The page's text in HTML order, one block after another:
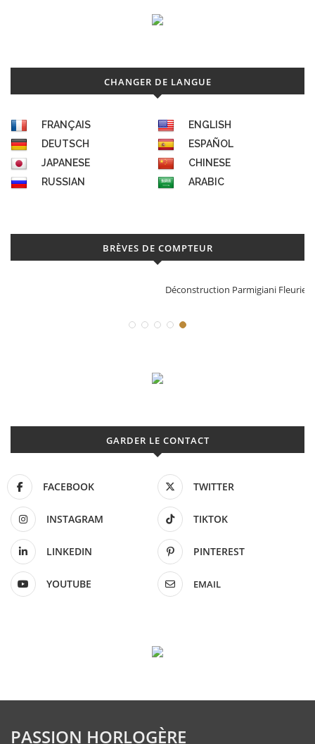
CHANGER DE LANGUE
FRANÇAIS
ENGLISH
DEUTSCH
ESPAÑOL
JAPANESE
CHINESE
RUSSIAN
ARABIC
BRÈVES DE COMPTEUR
Déconstruction Parmigiani Fleurier
GARDER LE CONTACT
FACEBOOK TWITTER
INSTAGRAM TIKTOK
LINKEDIN PINTEREST
YOUTUBE EMAIL
PASSION HORLOGÈRE